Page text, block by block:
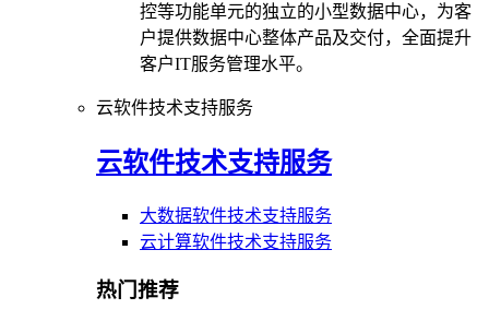
控等功能单元的独立的小型数据中心，为客
户提供数据中心整体产品及交付，全面提升
客户IT服务管理水平。
云软件技术支持服务
云软件技术支持服务
大数据软件技术支持服务
云计算软件技术支持服务
热门推荐